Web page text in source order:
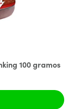
100 gramos